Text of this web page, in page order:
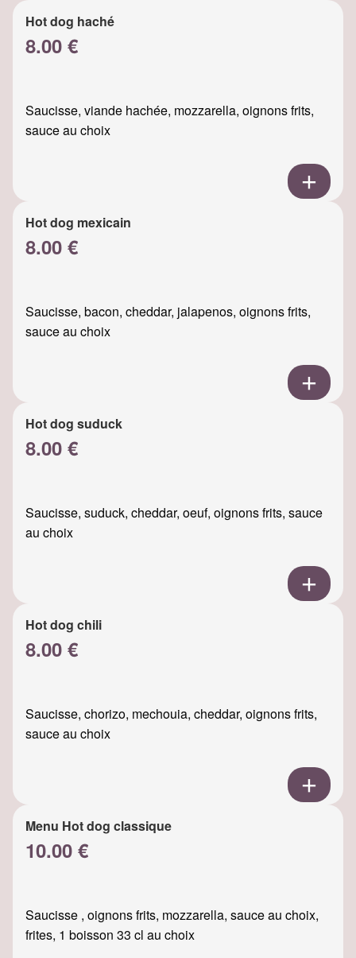
Hot dog haché
8.00 €
Saucisse, viande hachée, mozzarella, oignons frits,
sauce au choix
Hot dog mexicain
8.00 €
Saucisse, bacon, cheddar, jalapenos, oignons frits,
sauce au choix
Hot dog suduck
8.00 €
Saucisse, suduck, cheddar, oeuf, oignons frits, sauce
au choix
Hot dog chili
8.00 €
Saucisse, chorizo, mechouia, cheddar, oignons frits,
sauce au choix
Menu Hot dog classique
10.00 €
Saucisse , oignons frits, mozzarella, sauce au choix,
frites, 1 boisson 33 cl au choix